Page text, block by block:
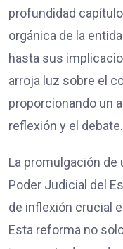
profundidad
orgánica de la
hasta sus
arroja luz sobre el
proporcionando un
reflexión y el debate.
La promulgación de
Poder Judicial del
de inflexión crucial
Esta reforma no